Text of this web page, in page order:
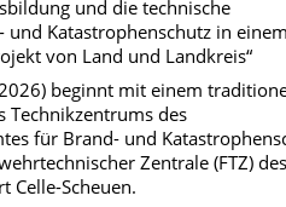
und die technische
Katastrophenschutz in
von Land und Landkreis“
beginnt mit einem
Technikzentrums des
für Brand- und
Zentrale (FTZ)
Celle-Scheuen.